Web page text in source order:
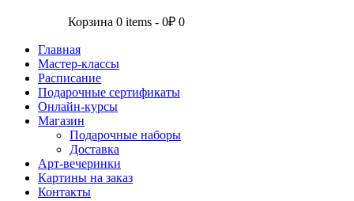
Корзина 0 items -0₽ 0
Главная
Мастер-классы
Расписание
Подарочные сертификаты
Онлайн-курсы
Магазин
Подарочные наборы
Доставка
Арт-вечеринки
Картины на заказ
Контакты